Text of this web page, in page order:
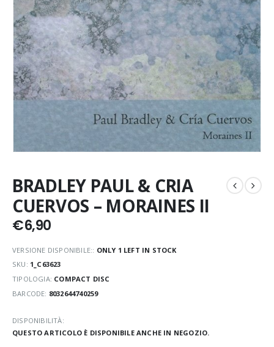
BRADLEY PAUL & CRIA
CUERVOS – MORAINES II
€6,90
VERSIONE DISPONIBILE:: ONLY 1 LEFT IN STOCK
SKU: 1_C63623
TIPOLOGIA: COMPACT DISC
BARCODE: 8032644740259
DISPONIBILITÀ:
QUESTO ARTICOLO È DISPONIBILE ANCHE IN NEGOZIO.